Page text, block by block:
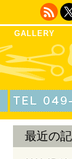
GALLERY
最近の